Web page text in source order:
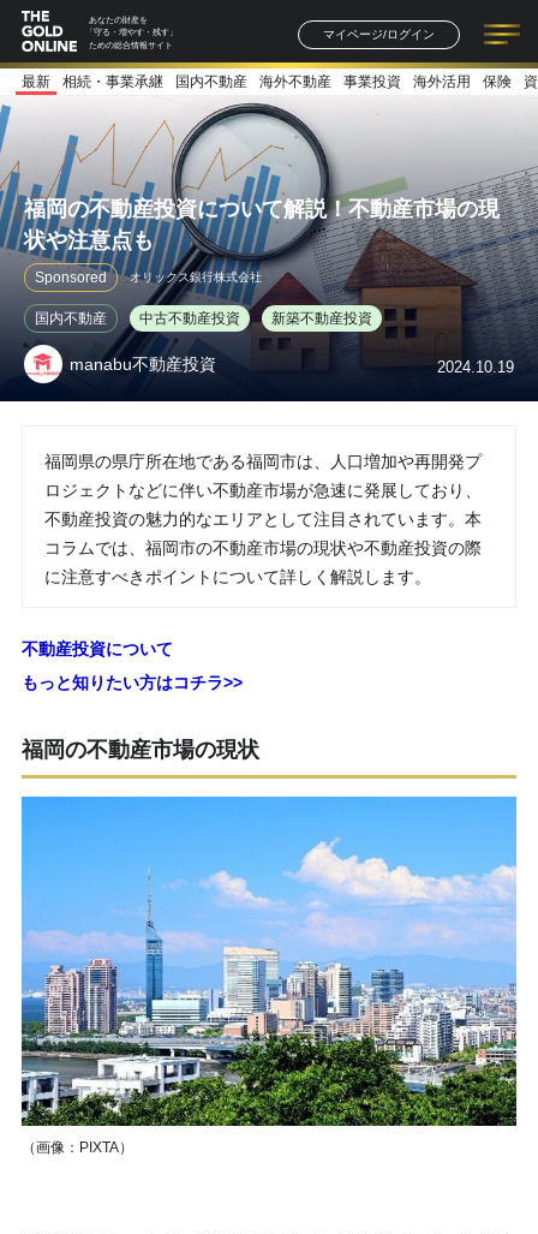
あなたの財産を
「守る・増やす・残す」
ための総合情報サイト
マイページ/ログイン
記事一覧 連載一覧
著者一覧 書籍一覧
最新 相続・事業承継 国内不動産 海外不動産 事業投資 海外活用 保険
福岡の不動産投資について解説！不動産市場の現
状や注意点も
Sponsored オリックス銀行株式会社
国内不動産 中古不動産投資 新築不動産投資
manabu不動産投資 2024.10.19
福岡県の県庁所在地である福岡市は、人口増加や再開発プ
ロジェクトなどに伴い不動産市場が急速に発展しており、
不動産投資の魅力的なエリアとして注目されています。本
コラムでは、福岡市の不動産市場の現状や不動産投資の際
に注意すべきポイントについて詳しく解説します。
不動産投資について
もっと知りたい方はコチラ>>
福岡の不動産市場の現状
（画像：PIXTA）